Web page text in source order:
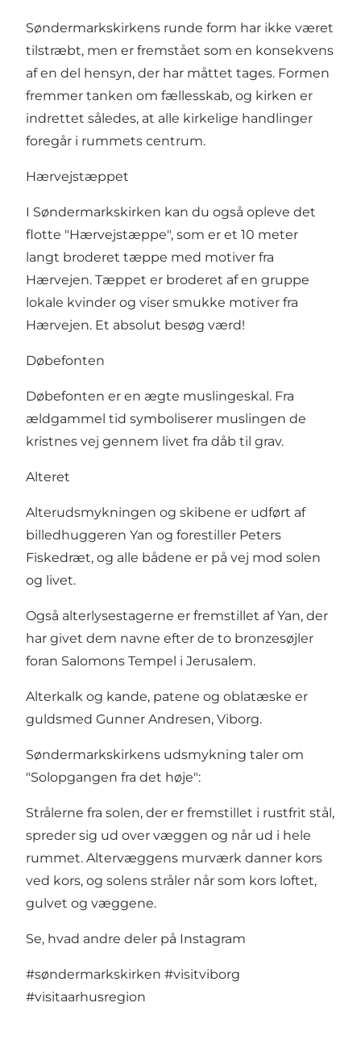
Søndermarkskirkens runde form har ikke været
tilstræbt, men er fremstået som en konsekvens
af en del hensyn, der har måttet tages. Formen
fremmer tanken om fællesskab, og kirken er
indrettet således, at alle kirkelige handlinger
foregår i rummets centrum.
Hærvejstæppet
I Søndermarkskirken kan du også opleve det
flotte "Hærvejstæppe", som er et 10 meter
langt broderet tæppe med motiver fra
Hærvejen. Tæppet er broderet af en gruppe
lokale kvinder og viser smukke motiver fra
Hærvejen. Et absolut besøg værd!
Døbefonten
Døbefonten er en ægte muslingeskal. Fra
ældgammel tid symboliserer muslingen de
kristnes vej gennem livet fra dåb til grav.
Alteret
Alterudsmykningen og skibene er udført af
billedhuggeren Yan og forestiller Peters
Fiskedræt, og alle bådene er på vej mod solen
og livet.
Også alterlysestagerne er fremstillet af Yan, der
har givet dem navne efter de to bronzesøjler
foran Salomons Tempel i Jerusalem.
Alterkalk og kande, patene og oblatæske er
guldsmed Gunner Andresen, Viborg.
Søndermarkskirkens udsmykning taler om
"Solopgangen fra det høje":
Strålerne fra solen, der er fremstillet i rustfrit stål,
spreder sig ud over væggen og når ud i hele
rummet. Altervæggens murværk danner kors
ved kors, og solens stråler når som kors loftet,
gulvet og væggene.
Se, hvad andre deler på Instagram
#søndermarkskirken #visitviborg
#visitaarhusregion